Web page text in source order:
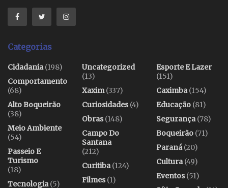
Categorias
Cidadania(198)
Comportamento
(68)
Alto Boqueirão
(38)
Meio Ambiente
(54)
Passeio E
Turismo
(18)
Tecnologia(5)
Uncategorized
(13)
Xaxim(337)
Curiosidades(4)
Obras(148)
Campo Do
Santana
(212)
Curitiba(124)
Filmes(1)
Esporte E Lazer
(151)
Caximba(154)
Educação (81)
Segurança(78)
Boqueirão (71)
Paraná(20)
Cultura(49)
Eventos(51)